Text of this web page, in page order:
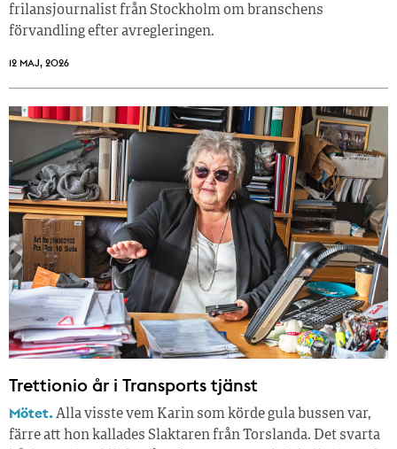
frilansjournalist från Stockholm om branschens
förvandling efter avregleringen.
12 MAJ, 2026
Trettionio år i Transports tjänst
Mötet.Alla visste vem Karin som körde gula bussen var,
färre att hon kallades Slaktaren från Torslanda. Det svarta